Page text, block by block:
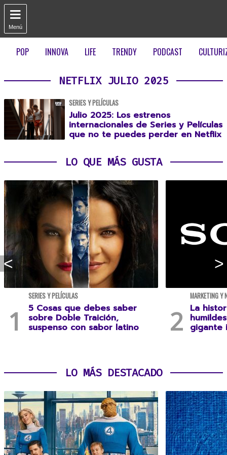

Menú
POP INNOVA LIFE TRENDY PODCAST
NETFLIX JULIO 2025
SERIES Y PELÍCULAS
Julio 2025: Los estrenos
internacionales de Series y Películas
que no te puedes perder en Netflix
LO QUE MÁS GUSTA
SERIES Y PELÍCULAS
5 Cosas que debes saber
sobre Doble Traición,
suspenso con sabor latino
MARKETING Y
La
gigante
LO MÁS DESTACADO